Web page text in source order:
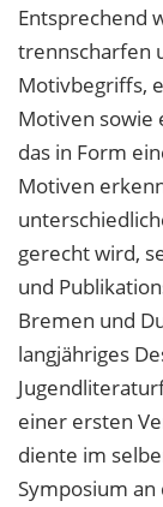
Entsprechend
trennscharfen
Motivbegriffs,
Motiven sowie
das in Form
Motiven
gerecht wird,
und
Bremen und
langjähriges
einer ersten
diente im
Symposium